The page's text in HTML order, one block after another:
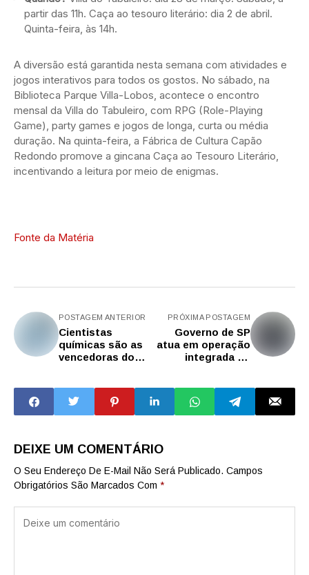
partir das 11h. Caça ao tesouro literário: dia 2 de abril.
Quinta-feira, às 14h.
A diversão está garantida nesta semana com atividades e
jogos interativos para todos os gostos. No sábado, na
Biblioteca Parque Villa-Lobos, acontece o encontro
mensal da Villa do Tabuleiro, com RPG (Role-Playing
Game), party games e jogos de longa, curta ou média
duração. Na quinta-feira, a Fábrica de Cultura Capão
Redondo promove a gincana Caça ao Tesouro Literário,
incentivando a leitura por meio de enigmas.
Fonte da Matéria
POSTAGEM ANTERIOR
Cientistas
químicas são as
vencedoras do
PRÓXIMA POSTAGEM
Governo de SP
atua em operação
integrada do
tributárias
DEIXE UM COMENTÁRIO
O Seu Endereço De E-Mail Não Será Publicado. Campos
Obrigatórios São Marcados Com *